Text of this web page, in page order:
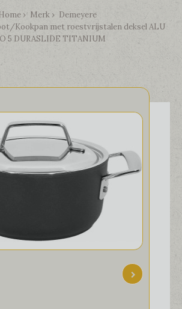
Merk
Demeyere
Kookpan met roestvrijstalen deksel ALU
5 DURASLIDE TITANIUM